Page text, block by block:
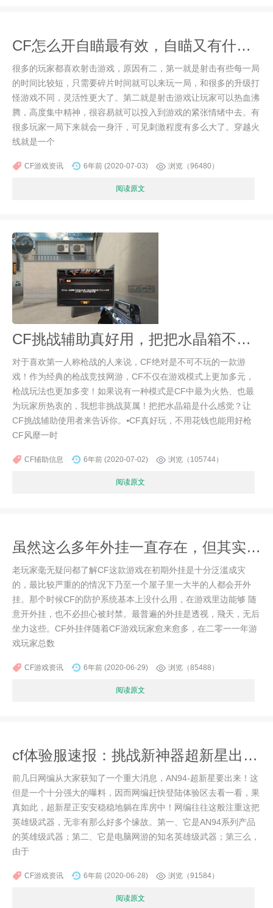
CF怎么开自瞄最有效，自瞄又有什么好处呢？
很多的玩家都喜欢射击游戏，原因有二，第一就是射击有些每一局
的时间比较短，只需要碎片时间就可以来玩一局，和很多的升级打
怪游戏不同，灵活性更大了。第二就是射击游戏让玩家可以热血沸
腾，高度集中精神，很容易就可以投入到游戏的紧张情绪中去。有
很多玩家一局下来就会一身汗，可见刺激程度有多么大了。穿越火
线就是一个
CF游戏资讯 6年前 (2020-07-03) 浏览（96480）
阅读原文
CF挑战辅助真好用，把把水晶箱不是梦！
对于喜欢第一人称枪战的人来说，CF绝对是不可不玩的一款游
戏！作为经典的枪战竞技网游，CF不仅在游戏模式上更加多元，
枪战玩法也更加多变！如果说有一种模式是CF中最为火热、也最
为玩家所热衷的，我想非挑战莫属！把把水晶箱是什么感觉？让
CF挑战辅助使用者来告诉你。⦁CF真好玩，不用花钱也能用好枪
CF风靡一时
CF辅助信息 6年前 (2020-07-02) 浏览（105744）
阅读原文
虽然这么多年外挂一直存在，但其实CF官方已经非常厉害了
老玩家毫无疑问都了解CF这款游戏在初期外挂是十分泛滥成灾
的，最比较严重的的情况下乃至一个屋子里一大半的人都会开外
挂。那个时候CF的防护系统基本上没什么用，在游戏里边能够 随
意开外挂，也不必担心被封禁。最普遍的外挂是透视，飛天，无后
坐力这些。CF外挂伴随着CF游戏玩家愈来愈多，在二零一一年游
戏玩家总数
CF游戏资讯 6年前 (2020-06-29) 浏览（85488）
阅读原文
cf体验服速报：挑战新神器超新星出炉，固定火力强势来袭！
前几日网编从大家获知了一个重大消息，AN94-超新星要出来！这
但是一个十分强大的曝料，因而网编赶快登陆体验区去看一看，果
真如此，超新星正安安稳稳地躺在库房中！网编往往这般注重这把
英雄级武器，无非有那么好多个缘故。第一、它是AN94系列产品
的英雄级武器；第二、它是电脑网游的知名英雄级武器；第三么，
由于
CF游戏资讯 6年前 (2020-06-28) 浏览（91584）
阅读原文